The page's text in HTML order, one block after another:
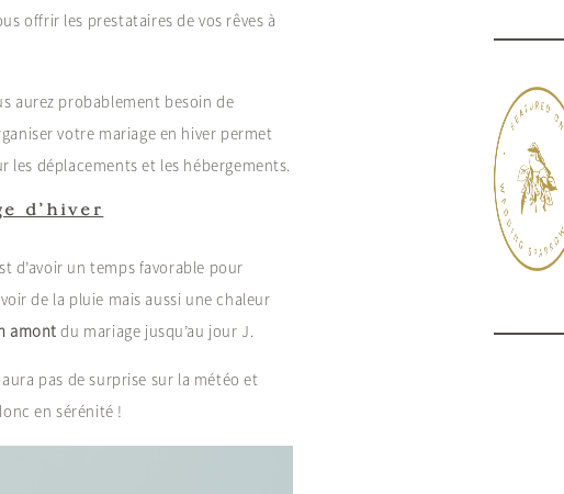
offrir les prestataires de vos rêves à
aurez probablement besoin de
votre mariage en hiver permet
les déplacements et les hébergements.
d’hiver
d’avoir un temps favorable pour
de la pluie mais aussi une chaleur
amont du mariage jusqu’au jour J.
aura pas de surprise sur la météo et
en sérénité !